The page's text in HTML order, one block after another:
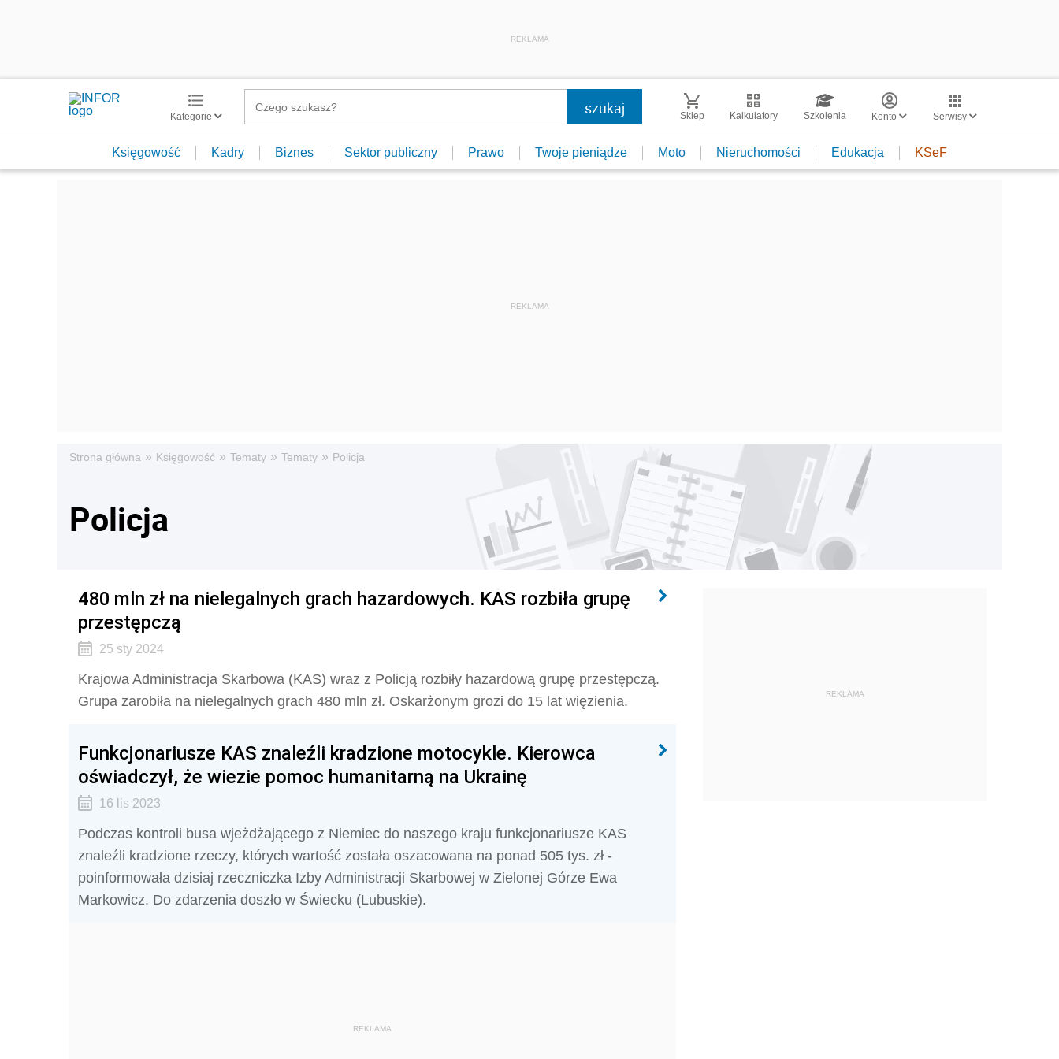
REKLAMA
Kategorie Sklep Kalkulatory Szkolenia Konto Serwisy
Księgowość Kadry Biznes Sektor publiczny Prawo Twoje pieniądze Moto Nieruchomości Edukacja KSeF
Strona główna » Księgowość » Tematy » Tematy » Policja
Policja
480 mln zł na nielegalnych grach hazardowych. KAS rozbiła grupę
przestępczą
25 sty 2024
Krajowa Administracja Skarbowa (KAS) wraz z Policją rozbiły hazardową grupę przestępczą.
Grupa zarobiła na nielegalnych grach 480 mln zł. Oskarżonym grozi do 15 lat więzienia.
Funkcjonariusze KAS znaleźli kradzione motocykle. Kierowca
oświadczył, że wiezie pomoc humanitarną na Ukrainę
16 lis 2023
Podczas kontroli busa wjeżdżającego z Niemiec do naszego kraju funkcjonariusze KAS
znaleźli kradzione rzeczy, których wartość została oszacowana na ponad 505 tys. zł -
poinformowała dzisiaj rzeczniczka Izby Administracji Skarbowej w Zielonej Górze Ewa
Markowicz. Do zdarzenia doszło w Świecku (Lubuskie).
REKLAMA
REKLAMA